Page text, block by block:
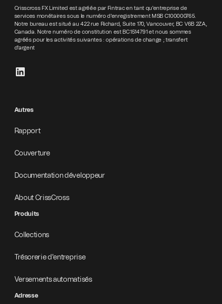
Crisscross FX Limited est agréée par Fintrac en tant qu'entreprise de
services monétaires sous le numéro d'enregistrement MSB C100000765.
Notre bureau est situé au 422 rue Richard, Suite 170, Vancouver, BC V6B 2ZA,
Canada. Notre numéro de constitution est BC1514791 et nous sommes
agréés pour les activités suivantes : opérations de change ; transfert
d'argent
Autres
Rapport
Couverture
Documentation développeur
About CrissCross
Produits
Collections
Trésorerie d'entreprise
Versements automatisés
Adresse